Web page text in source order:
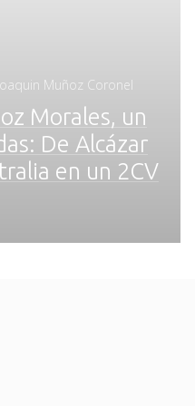
Muñoz Coronel
Morales, un
De Alcázar
en un 2CV